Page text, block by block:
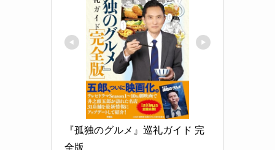
『孤独のグルメ』巡礼ガイド 完
全版